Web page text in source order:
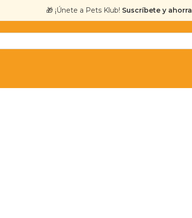
🎁 ¡Únete a Pets Klub! Suscríbete y ahorra